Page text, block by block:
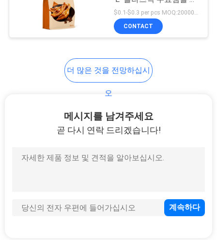
퍼 백
옆 삼각천 부대
식
$0.1-$0.3 per pcs MOQ:20000 PC
CONTACT
더 많은 것을 전망하십시
오
메시지를 남겨주세요
곧 다시 연락 드리겠습니다!